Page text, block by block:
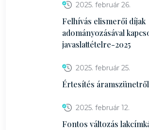
2025. február 26.
Felhívás elismerői díjak
adományozásával
javaslattételre-2025
2025. február 25.
Értesítés áramszünetről
2025. február 12.
Fontos változás